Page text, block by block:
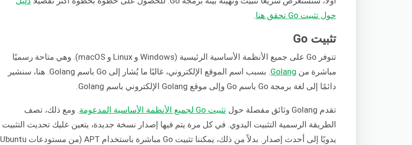
حول تثبيت Go تحقق هنا
.
تثبيت Go
تتوفر Go على جميع الأنظمة الأساسية الرئيسية (Windows و Linux و macOS). وهي متاحة رسميًا
مباشرة من Golang
. بسبب اسم الموقع الإلكتروني، غالبًا ما يُشار إلى Go باسم Golang. هنا، سنشير
دائمًا إلى لغة برمجة Go باسم Go وإلى موقع Golang الإلكتروني باسم Golang.
تقدم Golang وثائق مفصلة حول تثبيت Go لجميع الأنظمة الأساسية المدعومة
. ومع ذلك، تصف
الطريقة الرسمية التثبيت اليدوي. في كل مرة يتم فيها إصدار نسخة جديدة، يتعين عليك تحديث التثبيت
يدويًا إلى أحدث إصدار. بدلاً من ذلك، يمكننا تثبيت Go مباشرة باستخدام APT (من مستودعات Ubuntu